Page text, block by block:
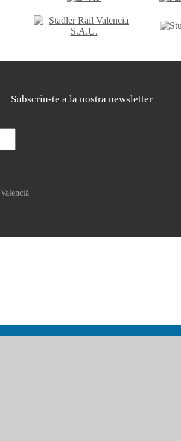
Subscriu-te a la nostra newsletter
Valencià